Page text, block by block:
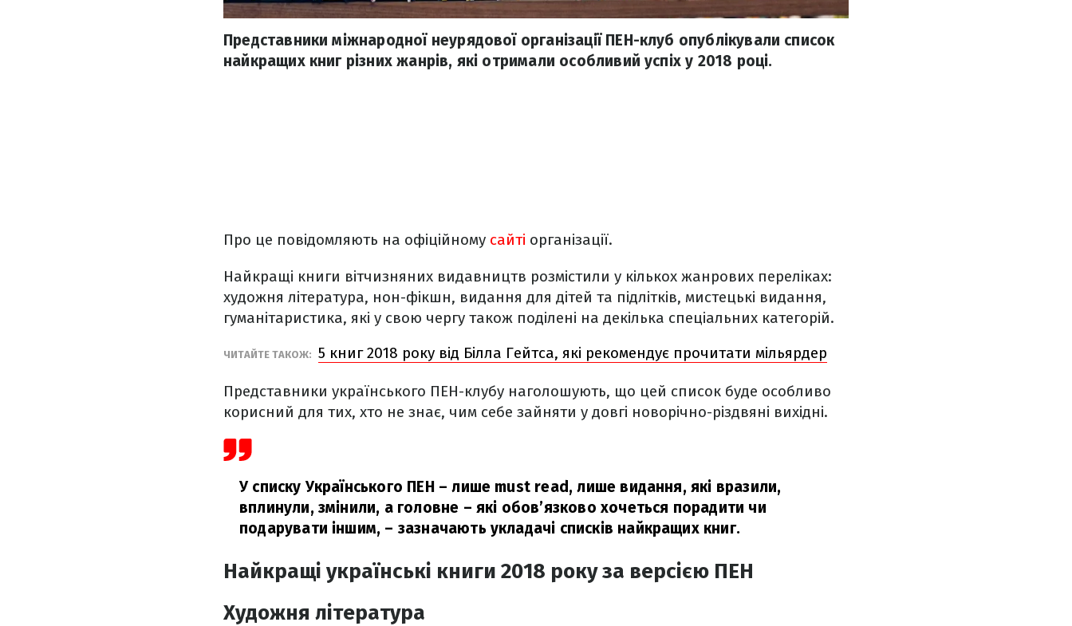
Представники міжнародної неурядової організації ПЕН-клуб опублікували список
найкращих книг різних жанрів, які отримали особливий успіх у 2018 році.
Про це повідомляють на офіційному сайті організації.
Найкращі книги вітчизняних видавництв розмістили у кількох жанрових переліках:
художня література, нон-фікшн, видання для дітей та підлітків, мистецькі видання,
гуманітаристика, які у свою чергу також поділені на декілька спеціальних категорій.
ЧИТАЙТЕ ТАКОЖ: 5 книг 2018 року від Білла Гейтса, які рекомендує прочитати мільярдер
Представники українського ПЕН-клубу наголошують, що цей список буде особливо
корисний для тих, хто не знає, чим себе зайняти у довгі новорічно-різдвяні вихідні.
У списку Українського ПЕН – лише must read, лише видання, які вразили,
вплинули, змінили, а головне – які обов’язково хочеться порадити чи
подарувати іншим, – зазначають укладачі списків найкращих книг.
Найкращі українські книги 2018 року за версією ПЕН
Художня література